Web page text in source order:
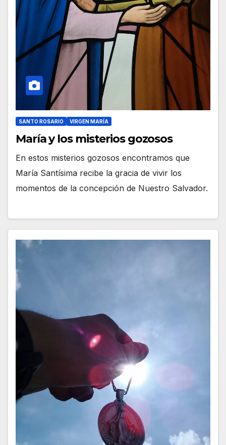
SANTO ROSARIO VIRGEN MARÍA
María y los misterios gozosos
En estos misterios gozosos encontramos que
María Santísima recibe la gracia de vivir los
momentos de la concepción de Nuestro Salvador.